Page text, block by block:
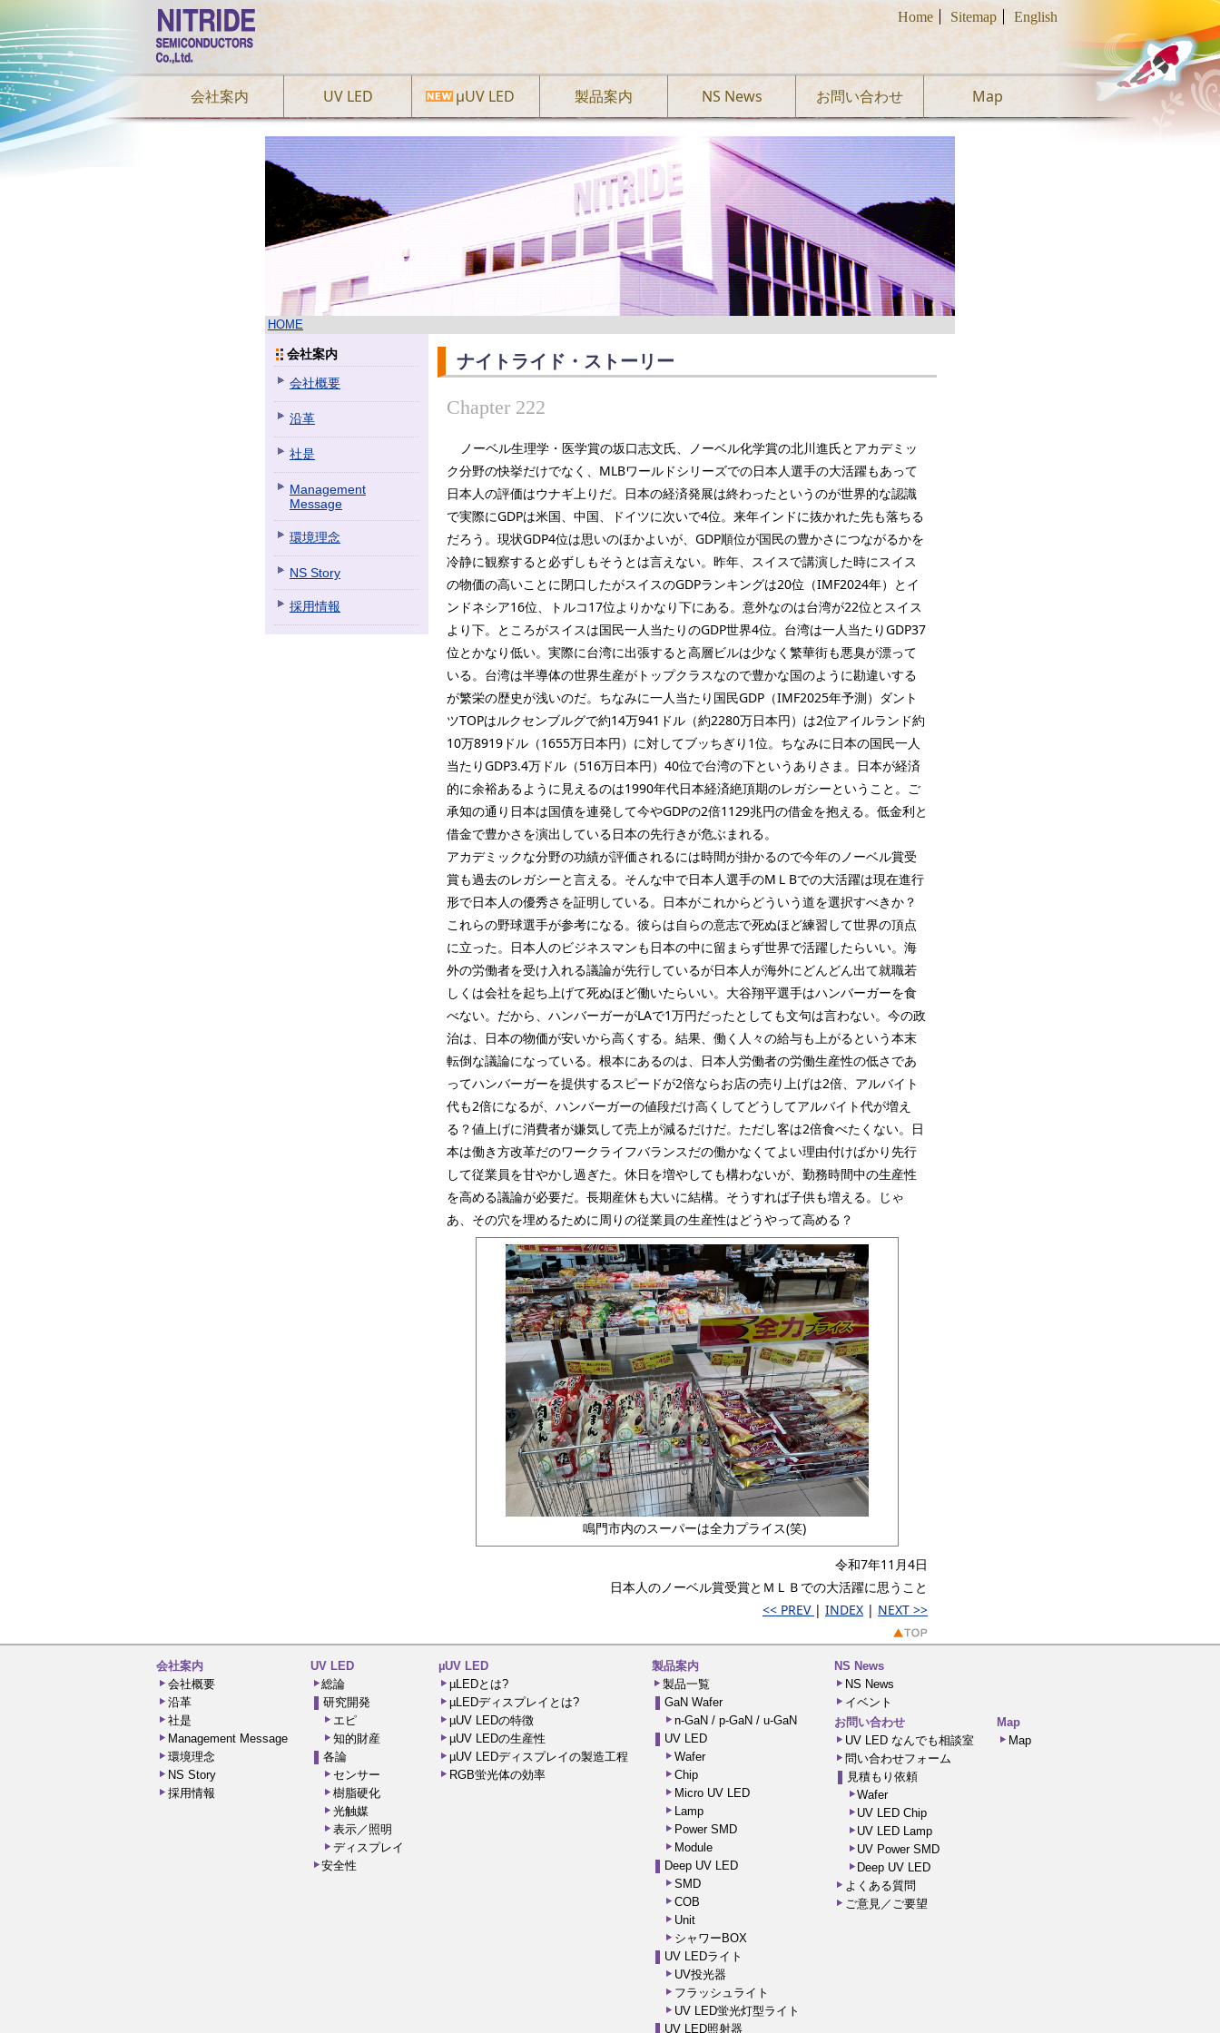
Home Sitemap English
会社案内 UV LED µUV LED 製品案内 NS News お問い合わせ Map
HOME
会社案内
会社概要
沿革
社是
Management
Message
環境理念
NS Story
採用情報
ナイトライド・ストーリー
Chapter 222
ノーベル生理学・医学賞の坂口志文氏、ノーベル化学賞の北川進氏とアカデミッ
ク分野の快挙だけでなく、MLBワールドシリーズでの日本人選手の大活躍もあって
日本人の評価はウナギ上りだ。日本の経済発展は終わったというのが世界的な認識
で実際にGDPは米国、中国、ドイツに次いで4位。来年インドに抜かれた先も落ちる
だろう。現状GDP4位は思いのほかよいが、GDP順位が国民の豊かさにつながるかを
冷静に観察すると必ずしもそうとは言えない。昨年、スイスで講演した時にスイス
の物価の高いことに閉口したがスイスのGDPランキングは20位（IMF2024年）とイ
ンドネシア16位、トルコ17位よりかなり下にある。意外なのは台湾が22位とスイス
より下。ところがスイスは国民一人当たりのGDP世界4位。台湾は一人当たりGDP37
位とかなり低い。実際に台湾に出張すると高層ビルは少なく繁華街も悪臭が漂って
いる。台湾は半導体の世界生産がトップクラスなので豊かな国のように勘違いする
が繁栄の歴史が浅いのだ。ちなみに一人当たり国民GDP（IMF2025年予測）ダント
ツTOPはルクセンブルグで約14万941ドル（約2280万日本円）は2位アイルランド約
10万8919ドル（1655万日本円）に対してブッちぎり1位。ちなみに日本の国民一人
当たりGDP3.4万ドル（516万日本円）40位で台湾の下というありさま。日本が経済
的に余裕あるように見えるのは1990年代日本経済絶頂期のレガシーということ。ご
承知の通り日本は国債を連発して今やGDPの2倍1129兆円の借金を抱える。低金利と
借金で豊かさを演出している日本の先行きが危ぶまれる。
アカデミックな分野の功績が評価されるには時間が掛かるので今年のノーベル賞受
賞も過去のレガシーと言える。そんな中で日本人選手のMＬBでの大活躍は現在進行
形で日本人の優秀さを証明している。日本がこれからどういう道を選択すべきか？
これらの野球選手が参考になる。彼らは自らの意志で死ぬほど練習して世界の頂点
に立った。日本人のビジネスマンも日本の中に留まらず世界で活躍したらいい。海
外の労働者を受け入れる議論が先行しているが日本人が海外にどんどん出て就職若
しくは会社を起ち上げて死ぬほど働いたらいい。大谷翔平選手はハンバーガーを食
べない。だから、ハンバーガーがLAで1万円だったとしても文句は言わない。今の政
治は、日本の物価が安いから高くする。結果、働く人々の給与も上がるという本末
転倒な議論になっている。根本にあるのは、日本人労働者の労働生産性の低さであ
ってハンバーガーを提供するスピードが2倍ならお店の売り上げは2倍、アルバイト
代も2倍になるが、ハンバーガーの値段だけ高くしてどうしてアルバイト代が増え
る？値上げに消費者が嫌気して売上が減るだけだ。ただし客は2倍食べたくない。日
本は働き方改革だのワークライフバランスだの働かなくてよい理由付けばかり先行
して従業員を甘やかし過ぎた。休日を増やしても構わないが、勤務時間中の生産性
を高める議論が必要だ。長期産休も大いに結構。そうすれば子供も増える。じゃ
あ、その穴を埋めるために周りの従業員の生産性はどうやって高める？
鳴門市内のスーパーは全力プライス(笑)
令和7年11月4日
日本人のノーベル賞受賞とＭＬＢでの大活躍に思うこと
<< PREV | INDEX | NEXT >>
会社案内
会社概要
沿革
社是
Management Message
環境理念
NS Story
採用情報
UV LED
総論
研究開発
エピ
知的財産
各論
センサー
樹脂硬化
光触媒
表示／照明
ディスプレイ
安全性
µUV LED
µLEDとは?
µLEDディスプレイとは?
µUV LEDの特徴
µUV LEDの生産性
µUV LEDディスプレイの製造工程
RGB蛍光体の効率
製品案内
製品一覧
GaN Wafer
n-GaN / p-GaN / u-GaN
UV LED
Wafer
Chip
Micro UV LED
Lamp
Power SMD
Module
Deep UV LED
SMD
COB
Unit
シャワーBOX
UV LEDライト
UV投光器
フラッシュライト
UV LED蛍光灯型ライト
UV LED照射器
NS News
NS News
イベント
お問い合わせ
UV LED なんでも相談室
問い合わせフォーム
見積もり依頼
Wafer
UV LED Chip
UV LED Lamp
UV Power SMD
Deep UV LED
よくある質問
ご意見／ご要望
Map
Map